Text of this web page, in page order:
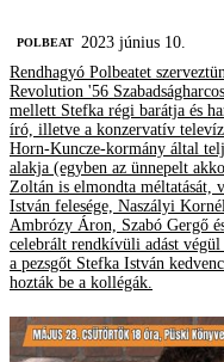
‎POLBEAT 2023 június 10.
Rendhagyó Polbeatet
Revolution '56
mellett Stefka régi barátja és
író, illetve a konzervatív
Horn-Kuncze-kormány által
alakja (egyben az ünnepelt
Zoltán is elmondta méltatását,
István felesége, Naszályi
Ambrózy Áron, Szabó Gergő
celebrált rendkívüli adást végül
a pezsgőt Stefka István
hozták be a kollégák.